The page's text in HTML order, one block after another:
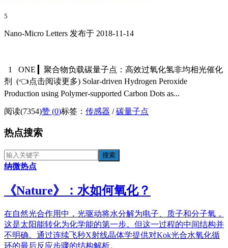
5
Nano-Micro Letters 发布于 2018-11-14
1 ONE ▎聚合物负载碳量子点：高效过氧化氢非均相光催化
剂 (👈点击阅读更多) Solar-driven Hydrogen Peroxide
Production using Polymer-supported Carbon Dots as...
阅读(7354)赞 (0)标签： 传感器 /碳量子点
热点搜索
纳微热点
《​Nature》：水如何氧化？
在自然光合作用中，光驱动将水分解为电子、质子和分子氧，
这是太阳能转化为化学能的第一步。但这一过程的中间结构并
不明确。通过连续飞秒X射线晶体学提供对Kok光合水氧化循
环的最后反应步骤的结构解析。